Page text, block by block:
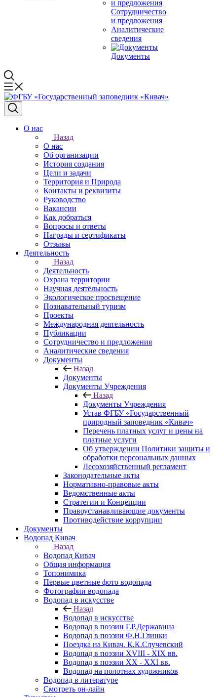
Сотрудничество
и предложения
Аналитические
сведения
Документы
О нас
Назад
О нас
Об организации
История создания
Цели и задачи
Территория и Природа
Контакты и реквизиты
Руководство
Вакансии
Как добраться
Вопросы и ответы
Награды и сертификаты
Отзывы
Деятельность
Назад
Деятельность
Охрана территории
Научная деятельность
Экологическое просвещение
Познавательный туризм
Проекты
Международная деятельность
Публикации
Сотрудничество и предложения
Аналитические сведения
Документы
Назад
Документы
Документы Учреждения
Назад
Документы Учреждения
Устав ФГБУ «Государственный
природный заповедник «Кивач»
Перечень платных услуг и цены на
платные услуги
Об утверждении Политики защиты и
обработки персональных данных
Лесохозяйственный регламент
Законодательные акты
Нормативно-правовые акты
Ведомственные акты
Стратегии и Концепции
Правоустанавливающие документы
Противодействие коррупции
Документы
Водопад Кивач
Назад
Водопад Кивач
Общая информация
Топонимика
Первые цветные фото водопада
Фотографии водопада
Водопад в искусстве
Назад
Водопад в искусстве
Водопад в поэзии Г.Р.Державина
Водопад в поэзии Ф.Н.Глинки
Поездка на Кивач. К.К.Случевский
Водопад в поэзии XVIII - XIX вв.
Водопад в поэзии XX - XXI вв.
Водопад на полотнах художников
Водопад в литературе
Смотреть он-лайн